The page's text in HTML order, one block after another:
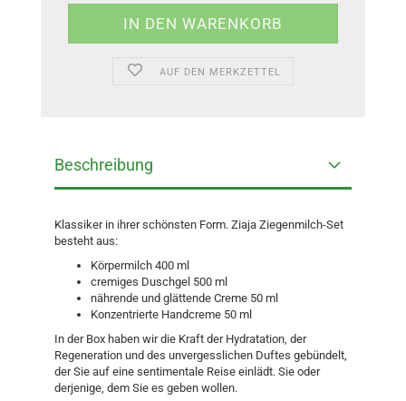
AUF DEN MERKZETTEL
Beschreibung
Klassiker in ihrer schönsten Form. Ziaja Ziegenmilch-Set
besteht aus:
Körpermilch 400 ml
cremiges Duschgel 500 ml
nährende und glättende Creme 50 ml
Konzentrierte Handcreme 50 ml
In der Box haben wir die Kraft der Hydratation, der
Regeneration und des unvergesslichen Duftes gebündelt,
der Sie auf eine sentimentale Reise einlädt. Sie oder
derjenige, dem Sie es geben wollen.